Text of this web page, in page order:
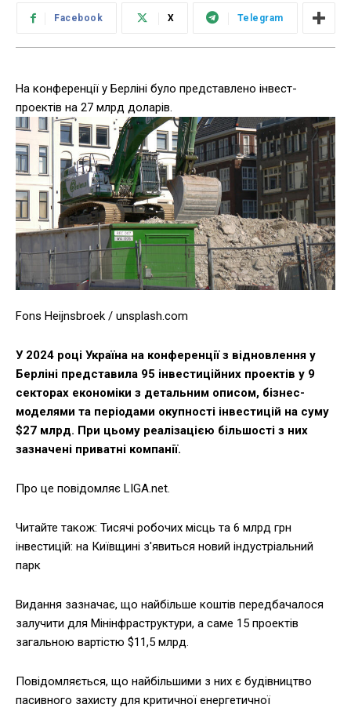
Facebook X Telegram
На конференції у Берліні було представлено інвест-
проектів на 27 млрд доларів.
Fons Heijnsbroek / unsplash.com
У 2024 році Україна на конференції з відновлення у
Берліні представила 95 інвестиційних проектів у 9
секторах економіки з детальним описом, бізнес-
моделями та періодами окупності інвестицій на суму
$27 млрд. При цьому реалізацією більшості з них
зазначені приватні компанії.
Про це повідомляє LIGA.net.
Читайте також: Тисячі робочих місць та 6 млрд грн
інвестицій: на Київщині з'явиться новий індустріальний
парк
Видання зазначає, що найбільше коштів передбачалося
залучити для Мінінфраструктури, а саме 15 проектів
загальною вартістю $11,5 млрд.
Повідомляється, що найбільшими з них є будівництво
пасивного захисту для критичної енергетичної